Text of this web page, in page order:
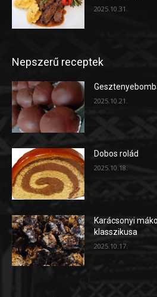
2025.10.31.
Nepszerű receptek
2025.10.21.
Dobos rolád
2025.10.18.
Karácsonyi
klasszikusa
2025.10.17.